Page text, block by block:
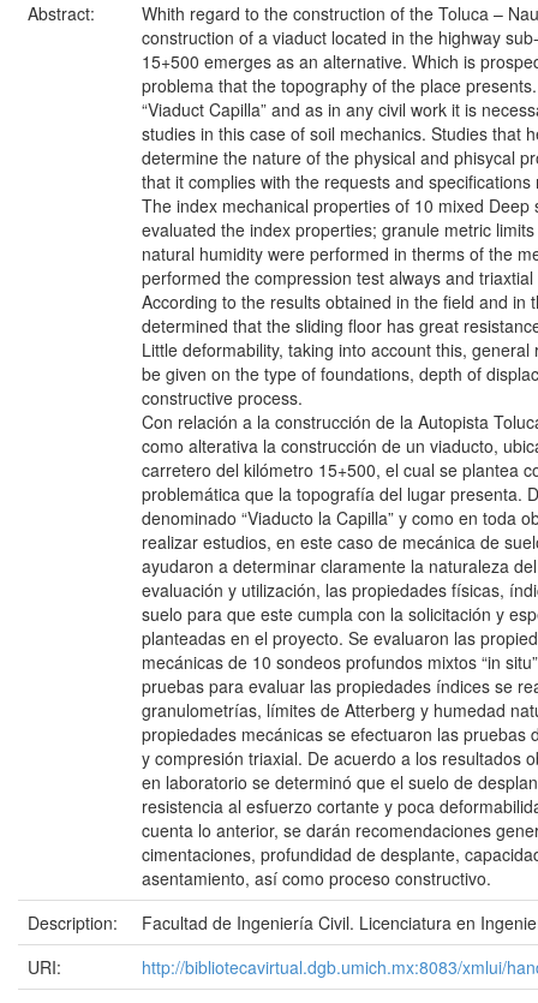
Abstract:
Whith regard to the construction of the Toluca –
construction of a viaduct located in the highway
15+500 emerges as an alternative. Which is
problema that the topography of the place
“Viaduct Capilla” and as in any civil work it is
studies in this case of soil mechanics. Studies that
determine the nature of the physical and phisycal
that it complies with the requests and
The index mechanical properties of 10 mixed Deep
evaluated the index properties; granule metric
natural humidity were performed in therms of the
performed the compression test always and
According to the results obtained in the field and in
determined that the sliding floor has great
Little deformability, taking into account this, general
be given on the type of foundations, depth of
constructive process.
Con relación a la construcción de la Autopista
como alterativa la construcción de un viaducto,
carretero del kilómetro 15+500, el cual se plantea
problemática que la topografía del lugar presenta.
denominado “Viaducto la Capilla” y como en toda
realizar estudios, en este caso de mecánica de
ayudaron a determinar claramente la naturaleza
evaluación y utilización, las propiedades físicas,
suelo para que este cumpla con la solicitación y
planteadas en el proyecto. Se evaluaron las
mecánicas de 10 sondeos profundos mixtos “in
pruebas para evaluar las propiedades índices se
granulometrías, límites de Atterberg y humedad
propiedades mecánicas se efectuaron las pruebas
y compresión triaxial. De acuerdo a los resultados
en laboratorio se determinó que el suelo de
resistencia al esfuerzo cortante y poca
cuenta lo anterior, se darán recomendaciones
cimentaciones, profundidad de desplante,
asentamiento, así como proceso constructivo.
Description:
Facultad de Ingeniería Civil. Licenciatura en
URI:
http://bibliotecavirtual.dgb.umich.mx:8083/xmlui/